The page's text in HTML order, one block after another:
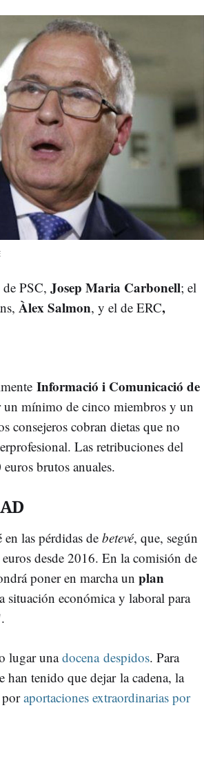
de PSC, Josep Maria Carbonell; el
Àlex Salmon, y el de ERC,
Informació i Comunicació de
un mínimo de cinco miembros y un
consejeros cobran dietas que no
Las retribuciones del
brutos anuales.
las pérdidas debetevé, que, según
desde 2016. En la comisión de
poner en marcha un plan
situación económica y laboral para
lugar unadocena despidos. Para
han tenido que dejar la cadena, la
poraportaciones extraordinarias por